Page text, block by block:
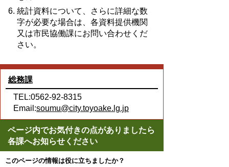
統計資料について、さらに詳細な数
字が必要な場合は、各資料提供機関
又は市民協働課にお問い合わせくだ
さい。
総務課
TEL:0562-92-8315
Email:soumu@city.toyoake.lg.jp
ページ内でお気付きの点がありましたら
各課へお知らせください
このページの情報は役に立ちましたか？